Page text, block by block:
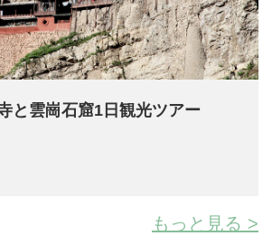
と雲崗石窟1日観光ツアー
もっと見る >